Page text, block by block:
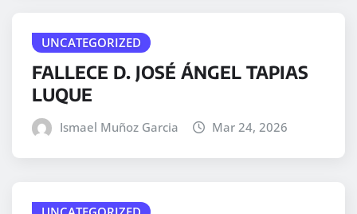
UNCATEGORIZED
FALLECE D. JOSÉ ÁNGEL TAPIAS
LUQUE
Ismael Muñoz Garcia Mar 24, 2026